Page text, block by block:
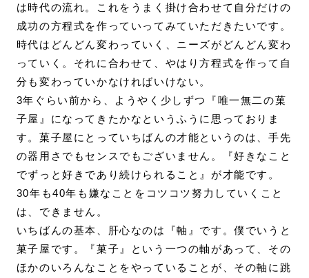
は時代の流れ。これをうまく掛け合わせて自分だけの
成功の方程式を作っていってみていただきたいです。
時代はどんどん変わっていく、ニーズがどんどん変わ
っていく。それに合わせて、やはり方程式を作って自
分も変わっていかなければいけない。
3年ぐらい前から、ようやく少しずつ『唯一無二の菓
子屋』になってきたかなというふうに思っておりま
す。菓子屋にとっていちばんの才能というのは、手先
の器用さでもセンスでもございません。『好きなこと
でずっと好きであり続けられること』が才能です。
30年も40年も嫌なことをコツコツ努力していくこと
は、できません。
いちばんの基本、肝心なのは『軸』です。僕でいうと
菓子屋です。『菓子』という一つの軸があって、その
ほかのいろんなことをやっていることが、その軸に跳